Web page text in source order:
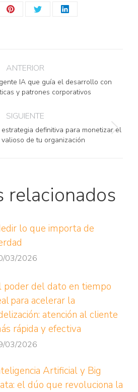
Share
Share
Share
ANTERIOR
Publicación
IA que guía el desarrollo con
y patrones corporativos
SIGUIENTE
Publicación
siguiente:
definitiva para monetizar el
de tu organización
relacionados
lo que importa de
03/2026
poder del dato en tiempo
para acelerar la
atención al cliente
rápida y efectiva
03/2026
Artificial y Big
el dúo que revoluciona la